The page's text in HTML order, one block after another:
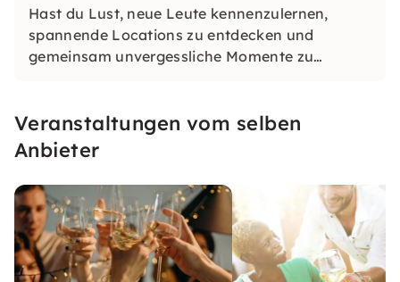
Hast du Lust, neue Leute kennenzulernen,
spannende Locations zu entdecken und
gemeinsam unvergessliche Momente zu
erwarten dich Events, die begeistern, verbinden
und lange in Erinnerung bleiben.
Veranstaltungen vom selben
Anbieter